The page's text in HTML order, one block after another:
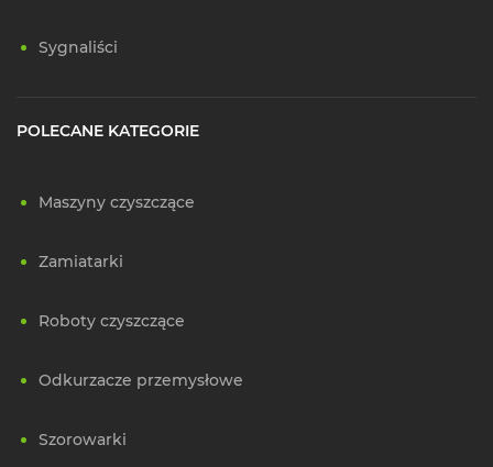
Sygnaliści
POLECANE KATEGORIE
Maszyny czyszczące
Zamiatarki
Roboty czyszczące
Odkurzacze przemysłowe
Szorowarki